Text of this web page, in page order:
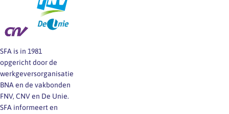
SFA is in 1981
opgericht door de
werkgeversorganisatie
BNA en de vakbonden
FNV, CNV en De Unie.
SFA informeert en